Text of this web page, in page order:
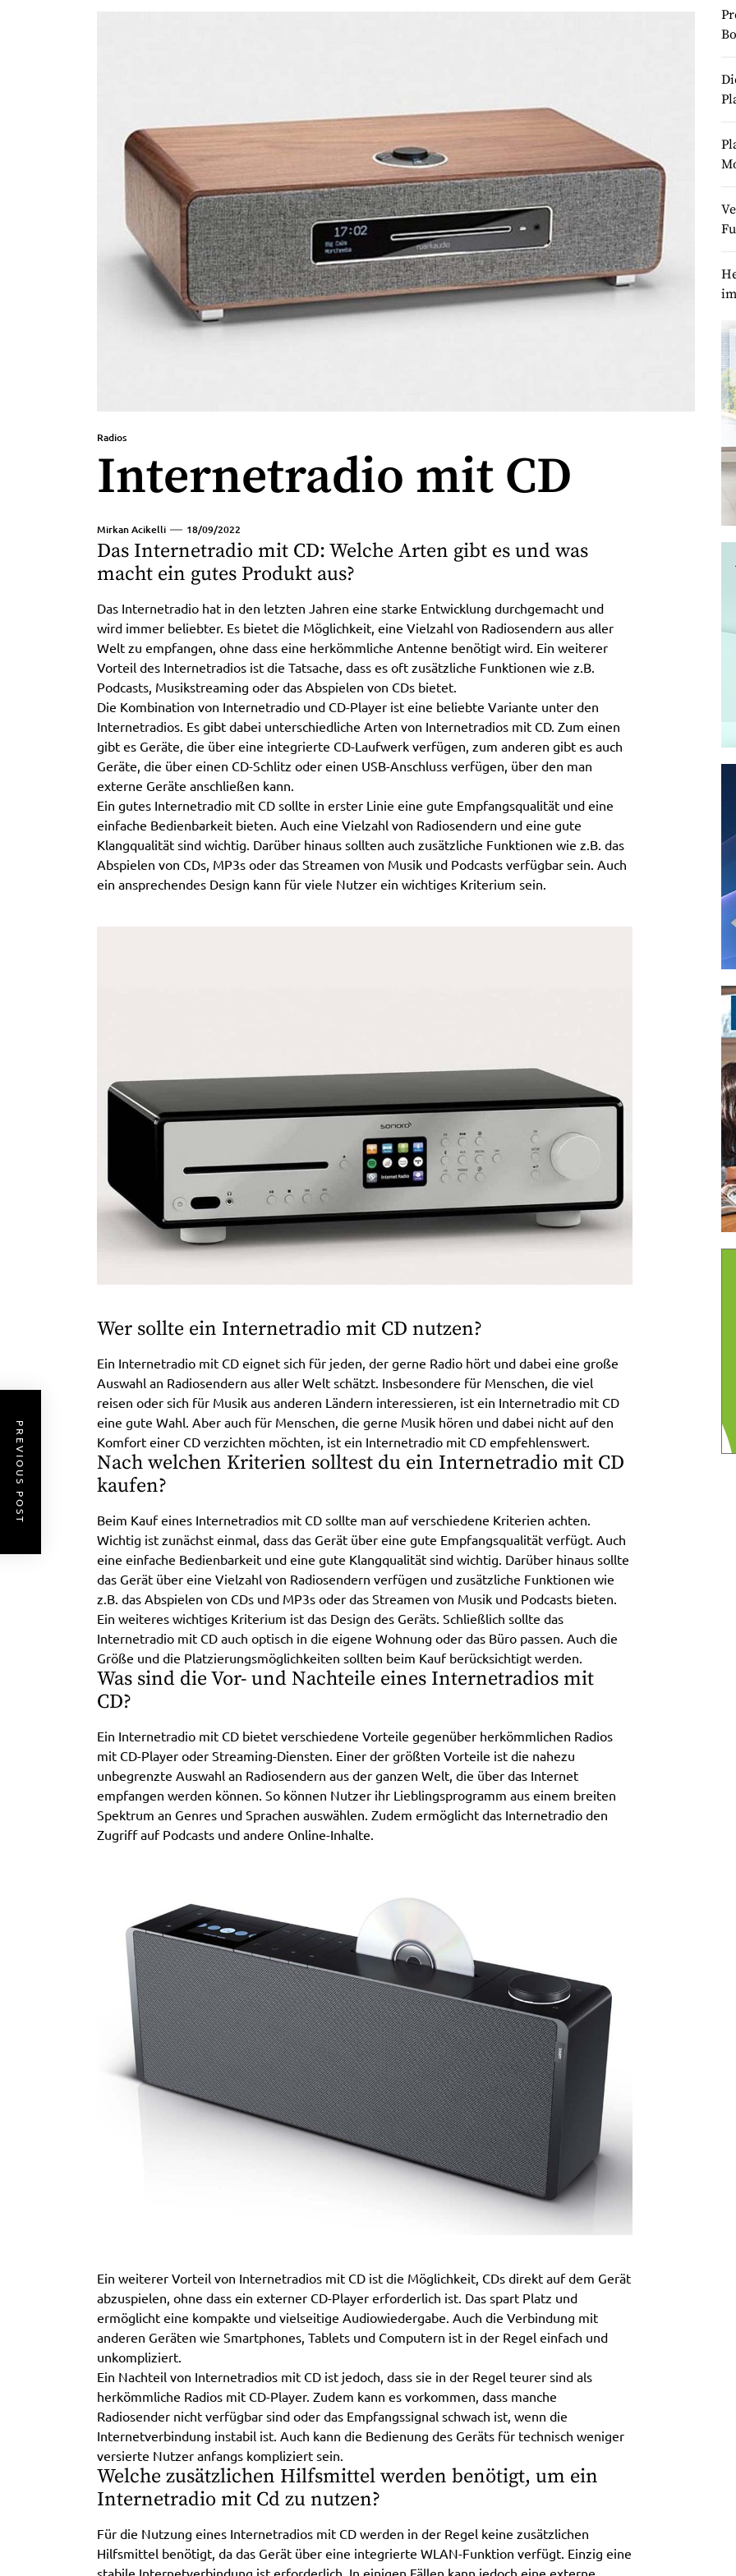
Radios
Internetradio mit CD
Mirkan Acikelli 18/09/2022
Das Internetradio mit CD: Welche Arten gibt es und was
macht ein gutes Produkt aus?
Das Internetradio hat in den letzten Jahren eine starke Entwicklung durchgemacht und
wird immer beliebter. Es bietet die Möglichkeit, eine Vielzahl von Radiosendern aus aller
Welt zu empfangen, ohne dass eine herkömmliche Antenne benötigt wird. Ein weiterer
Vorteil des Internetradios ist die Tatsache, dass es oft zusätzliche Funktionen wie z.B.
Podcasts, Musikstreaming oder das Abspielen von CDs bietet.
Die Kombination von Internetradio und CD-Player ist eine beliebte Variante unter den
Internetradios. Es gibt dabei unterschiedliche Arten von Internetradios mit CD. Zum einen
gibt es Geräte, die über eine integrierte CD-Laufwerk verfügen, zum anderen gibt es auch
Geräte, die über einen CD-Schlitz oder einen USB-Anschluss verfügen, über den man
externe Geräte anschließen kann.
Ein gutes Internetradio mit CD sollte in erster Linie eine gute Empfangsqualität und eine
einfache Bedienbarkeit bieten. Auch eine Vielzahl von Radiosendern und eine gute
Klangqualität sind wichtig. Darüber hinaus sollten auch zusätzliche Funktionen wie z.B. das
Abspielen von CDs, MP3s oder das Streamen von Musik und Podcasts verfügbar sein. Auch
ein ansprechendes Design kann für viele Nutzer ein wichtiges Kriterium sein.
Wer sollte ein Internetradio mit CD nutzen?
Ein Internetradio mit CD eignet sich für jeden, der gerne Radio hört und dabei eine große
Auswahl an Radiosendern aus aller Welt schätzt. Insbesondere für Menschen, die viel
reisen oder sich für Musik aus anderen Ländern interessieren, ist ein Internetradio mit CD
eine gute Wahl. Aber auch für Menschen, die gerne Musik hören und dabei nicht auf den
Komfort einer CD verzichten möchten, ist ein Internetradio mit CD empfehlenswert.
Nach welchen Kriterien solltest du ein Internetradio mit CD
kaufen?
Beim Kauf eines Internetradios mit CD sollte man auf verschiedene Kriterien achten.
Wichtig ist zunächst einmal, dass das Gerät über eine gute Empfangsqualität verfügt. Auch
eine einfache Bedienbarkeit und eine gute Klangqualität sind wichtig. Darüber hinaus sollte
das Gerät über eine Vielzahl von Radiosendern verfügen und zusätzliche Funktionen wie
z.B. das Abspielen von CDs und MP3s oder das Streamen von Musik und Podcasts bieten.
Ein weiteres wichtiges Kriterium ist das Design des Geräts. Schließlich sollte das
Internetradio mit CD auch optisch in die eigene Wohnung oder das Büro passen. Auch die
Größe und die Platzierungsmöglichkeiten sollten beim Kauf berücksichtigt werden.
Was sind die Vor- und Nachteile eines Internetradios mit
CD?
Ein Internetradio mit CD bietet verschiedene Vorteile gegenüber herkömmlichen Radios
mit CD-Player oder Streaming-Diensten. Einer der größten Vorteile ist die nahezu
unbegrenzte Auswahl an Radiosendern aus der ganzen Welt, die über das Internet
empfangen werden können. So können Nutzer ihr Lieblingsprogramm aus einem breiten
Spektrum an Genres und Sprachen auswählen. Zudem ermöglicht das Internetradio den
Zugriff auf Podcasts und andere Online-Inhalte.
Ein weiterer Vorteil von Internetradios mit CD ist die Möglichkeit, CDs direkt auf dem Gerät
abzuspielen, ohne dass ein externer CD-Player erforderlich ist. Das spart Platz und
ermöglicht eine kompakte und vielseitige Audiowiedergabe. Auch die Verbindung mit
anderen Geräten wie Smartphones, Tablets und Computern ist in der Regel einfach und
unkompliziert.
Ein Nachteil von Internetradios mit CD ist jedoch, dass sie in der Regel teurer sind als
herkömmliche Radios mit CD-Player. Zudem kann es vorkommen, dass manche
Radiosender nicht verfügbar sind oder das Empfangssignal schwach ist, wenn die
Internetverbindung instabil ist. Auch kann die Bedienung des Geräts für technisch weniger
versierte Nutzer anfangs kompliziert sein.
Welche zusätzlichen Hilfsmittel werden benötigt, um ein
Internetradio mit Cd zu nutzen?
Für die Nutzung eines Internetradios mit CD werden in der Regel keine zusätzlichen
Hilfsmittel benötigt, da das Gerät über eine integrierte WLAN-Funktion verfügt. Einzig eine
PREVIOUS POST